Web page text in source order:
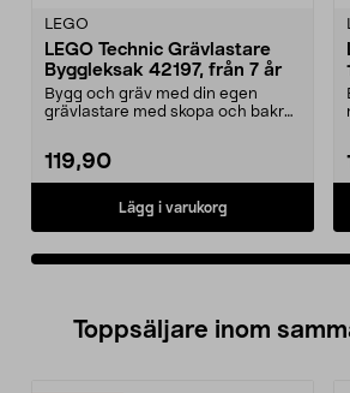
LEGO
LEGO Technic Grävlastare
Byggleksak 42197, från 7 år
Bygg och gräv med din egen
grävlastare med skopa och bakre
119,90
Lägg i varukorg
Toppsäljare inom